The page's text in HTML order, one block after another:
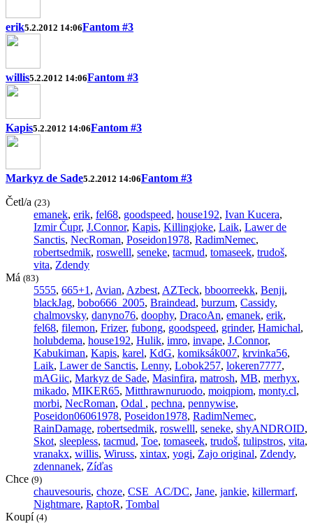
erik5.2.2012 14:06Fantom #3
willis5.2.2012 14:06Fantom #3
Kapis5.2.2012 14:06Fantom #3
Markyz de Sade5.2.2012 14:06Fantom #3
Četl/a (23)
emanek, erik, fel68, goodspeed, house192, Ivan Kucera,
Izmir Čupr, J.Connor, Kapis, Killingjoke, Laik, Lawer de
Sanctis, NecRoman, Poseidon1978, RadimNemec,
robertsedmik, roswelll, seneke, tacmud, tomaseek, trudoš,
vita, Zdendy
Má (83)
5555, 665+1 , Avian, Azbest, AZTeck, bboorreekk, Benji,
blackJag, bobo666_2005, Braindead, burzum, Cassidy,
chalmovsky, danyno76, doophy, DracoAn, emanek, erik,
fel68, filemon, Frizer, fubong, goodspeed, grinder, Hamichal,
holubdema, house192, Hulik, imro, invape, J.Connor,
Kabukiman, Kapis, karel, KdG, komiksák007, krvinka56,
Laik, Lawer de Sanctis, Lenny, Lobok257, lokeren7777,
mAGiic, Markyz de Sade, Masinfira, matrosh, MB, merhyx,
mikado, MIKER65, Mitthrawnuruodo, moiqpiom, monty.cl,
morbi, NecRoman, Odal , pechna, pennywise,
Poseidon06061978, Poseidon1978, RadimNemec,
RainDamage, robertsedmik, roswelll, seneke, shyANDROID,
Skot, sleepless, tacmud, Toe, tomaseek, trudoš, tulipstros, vita,
vranakx, willis, Wiruss, xintax, yogi, Zajo original, Zdendy,
zdennanek, Zíďas
Chce (9)
chauvesouris, choze, CSE_AC/DC, Jane, jankie, killermarf,
Nightmare, RaptoR, Tombal
Koupí (4)